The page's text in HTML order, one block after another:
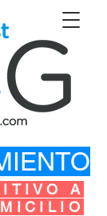
A